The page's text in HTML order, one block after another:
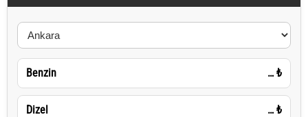
Benzin … ₺
Dizel … ₺